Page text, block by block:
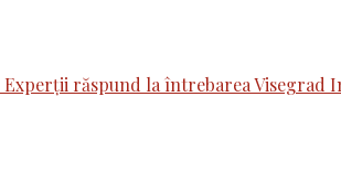
răspund la întrebarea Visegrad